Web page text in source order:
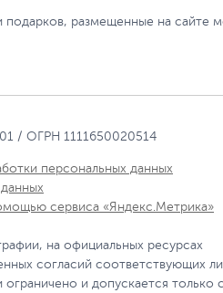
подарков, размещенные на сайте
/ ОГРН 1111650020514
персональных данных
сервиса «Яндекс.Метрика»
на официальных ресурсах
согласий соответствующих
и допускается только с